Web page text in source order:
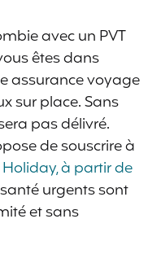
avec un PVT
êtes dans
assurance voyage
sur place. Sans
pas délivré.
de souscrire à
à partir de
urgents sont
et sans